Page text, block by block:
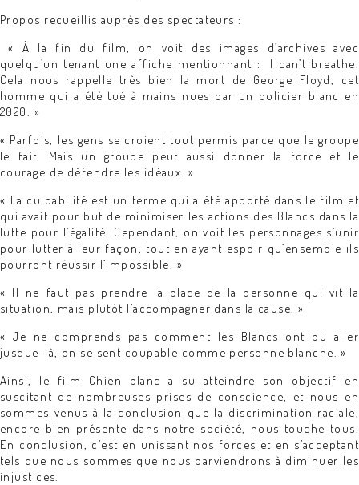
Propos recueillis auprès des spectateurs :
« À la fin du film, on voit des images d’archives avec
quelqu’un tenant une affiche mentionnant : I can’t breathe.
Cela nous rappelle très bien la mort de George Floyd, cet
homme qui a été tué à mains nues par un policier blanc en
2020. »
« Parfois, les gens se croient tout permis parce que le groupe
le fait! Mais un groupe peut aussi donner la force et le
courage de défendre les idéaux. »
« La culpabilité est un terme qui a été apporté dans le film et
qui avait pour but de minimiser les actions des Blancs dans la
lutte pour l’égalité. Cependant, on voit les personnages s’unir
pour lutter à leur façon, tout en ayant espoir qu’ensemble ils
pourront réussir l’impossible. »
« Il ne faut pas prendre la place de la personne qui vit la
situation, mais plutôt l’accompagner dans la cause. »
« Je ne comprends pas comment les Blancs ont pu aller
jusque-là, on se sent coupable comme personne blanche. »
Ainsi, le film Chien blanc a su atteindre son objectif en
suscitant de nombreuses prises de conscience, et nous en
sommes venus à la conclusion que la discrimination raciale,
encore bien présente dans notre société, nous touche tous.
En conclusion, c’est en unissant nos forces et en s’acceptant
tels que nous sommes que nous parviendrons à diminuer les
injustices.